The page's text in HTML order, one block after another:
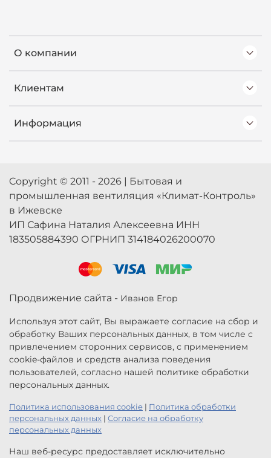
О компании
Клиентам
Информация
Copyright © 2011 - 2026 | Бытовая и
промышленная вентиляция «Климат-Контроль»
в Ижевске
ИП Сафина Наталия Алексеевна ИНН
183505884390 ОГРНИП 314184026200070
Продвижение сайта - Иванов Егор
Используя этот сайт, Вы выражаете согласие на сбор и
обработку Ваших персональных данных, в том числе с
привлечением сторонних сервисов, с применением
cookie-файлов и средств анализа поведения
пользователей, согласно нашей политике обработки
персональных данных.
Политика использования cookie | Политика обработки
персональных данных | Согласие на обработку
персональных данных
Наш веб-ресурс предоставляет исключительно